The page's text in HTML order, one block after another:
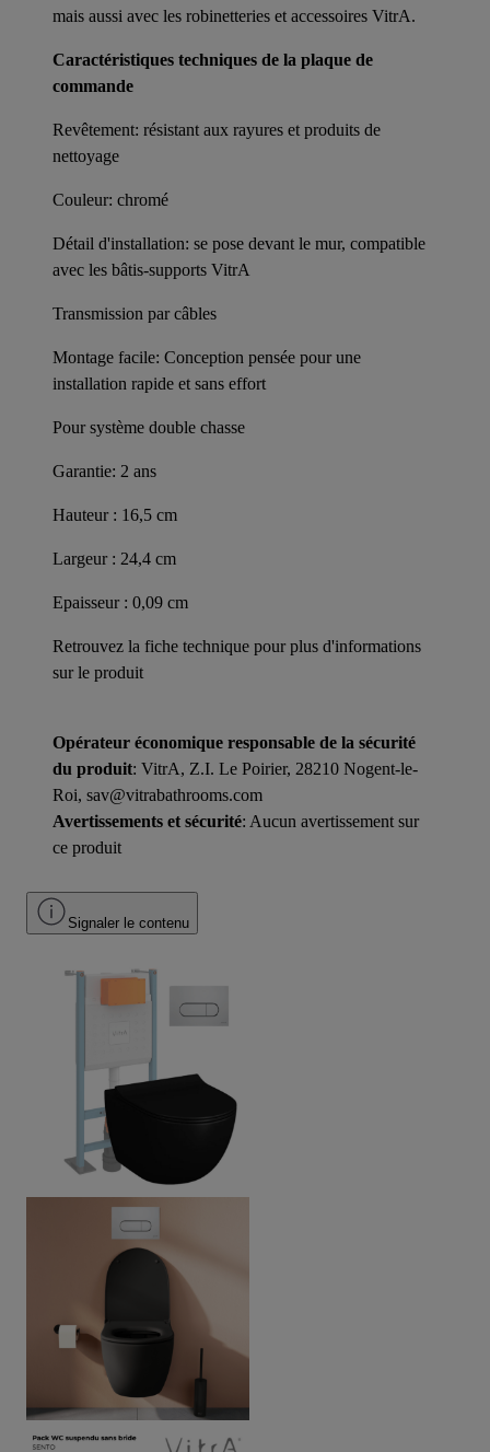
mais aussi avec les robinetteries et accessoires VitrA.
Caractéristiques techniques de la plaque de
commande
Revêtement: résistant aux rayures et produits de
nettoyage
Couleur: chromé
Détail d'installation: se pose devant le mur, compatible
avec les bâtis-supports VitrA
Transmission par câbles
Montage facile: Conception pensée pour une
installation rapide et sans effort
Pour système double chasse
Garantie: 2 ans
Hauteur : 16,5 cm
Largeur : 24,4 cm
Epaisseur : 0,09 cm
Retrouvez la fiche technique pour plus d'informations
sur le produit
Opérateur économique responsable de la sécurité
du produit: VitrA, Z.I. Le Poirier, 28210 Nogent-le-
Roi, sav@vitrabathrooms.com
Avertissements et sécurité: Aucun avertissement sur
ce produit
Signaler le contenu